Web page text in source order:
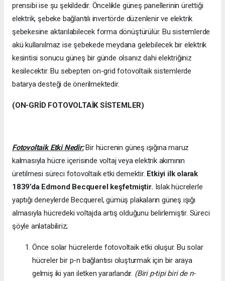
prensibi ise şu şekildedir. Öncelikle güneş panellerinin ürettiği
elektrik, şebeke bağlantılı invertörde düzenlenir ve elektrik
şebekesine aktarılabilecek forma dönüştürülür. Bu sistemlerde
akü kullanılmaz ise şebekede meydana gelebilecek bir elektrik
kesintisi sonucu güneş bir günde olsanız dahi elektriğiniz
kesilecektir. Bu sebepten on-grid fotovoltaik sistemlerde
batarya desteği de önerilmektedir.
(ON-GRİD FOTOVOLTAİK SİSTEMLER)
Fotovoltaik Etki Nedir:Bir hücrenin güneş ışığına maruz
kalmasıyla hücre içerisinde voltaj veya elektrik akımının
üretilmesi süreci fotovoltaik etki demektir. Etkiyi ilk olarak
1839’da Edmond Becquerel keşfetmiştir. Islak hücrelerle
yaptığı deneylerde Becquerel, gümüş plakaların güneş ışığı
almasıyla hücredeki voltajda artış olduğunu belirlemiştir. Süreci
şöyle anlatabiliriz;
Önce solar hücrelerde fotovoltaik etki oluşur. Bu solar
hücreler bir p-n bağlantısı oluşturmak için bir araya
gelmiş iki yarı iletken yararlandır. (Biri p-tipi biri de n-